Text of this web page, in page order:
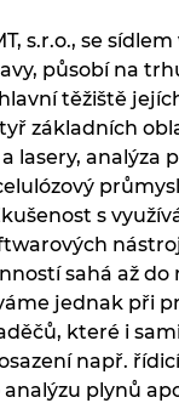
s.r.o., se
působí na
těžiště
základních
lasery, analýza
s
sahá až do
jednak při
které i
např.
plynů